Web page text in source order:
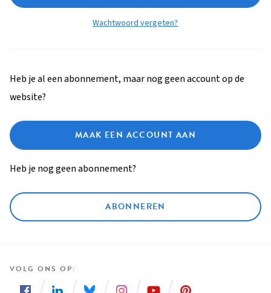
Wachtwoord vergeten?
Heb je al een abonnement, maar nog geen account op de
website?
MAAK EEN ACCOUNT AAN
Heb je nog geen abonnement?
ABONNEREN
VOLG ONS OP